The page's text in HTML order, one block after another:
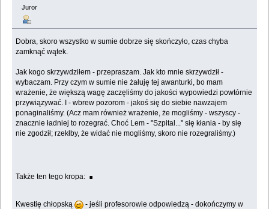
(Przeczytany 423837 razy)
Juror
Dobra, skoro wszystko w sumie dobrze się skończyło, czas chyba
zamknąć wątek.
Jak kogo skrzywdziłem - przepraszam. Jak kto mnie skrzywdził -
wybaczam. Przy czym w sumie nie żałuję tej awanturki, bo mam
wrażenie, że większą wagę zaczęliśmy do jakości wypowiedzi powtórnie
przywiązywać. I - wbrew pozorom - jakoś się do siebie nawzajem
ponaginaliśmy. (Acz mam również wrażenie, że mogliśmy - wszyscy -
znacznie ładniej to rozegrać. Choć Lem - "Szpital..." się kłania - by się
nie zgodził; rzekłby, że widać nie mogliśmy, skoro nie rozegraliśmy.)
Także ten tego kropa: .
Kwestię chłopską
- jeśli profesorowie odpowiedzą - dokończymy w